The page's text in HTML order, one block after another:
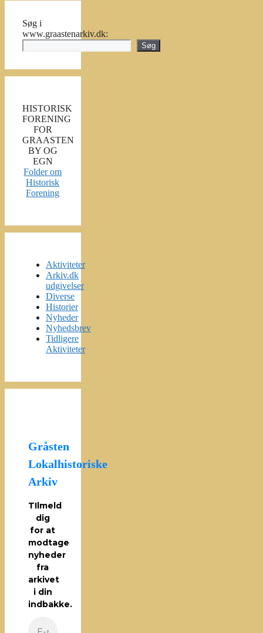
Søg i
www.graastenarkiv.dk:
Søg
HISTORISK
FORENING
FOR
GRAASTEN
BY OG
EGN
Folder om
Historisk
Forening
Aktiviteter
Arkiv.dk
udgivelser
Diverse
Historier
Nyheder
Nyhedsbrev
Tidligere
Aktiviteter
Gråsten
Lokalhistoriske
Arkiv
TIlmeld
dig
for at
modtage
nyheder
fra
arkivet
i din
indbakke.